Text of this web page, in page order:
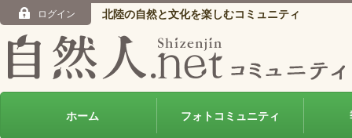
ログイン 北陸の自然と文化を楽しむコミュニティ
ホーム フォトコミュニティ